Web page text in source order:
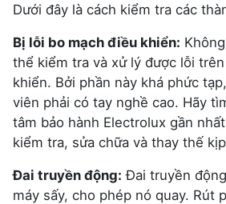
Dưới đây là cách kiểm tra các
Bị lỗi bo mạch điều khiển:
thể kiểm tra và xử lý được lỗi
khiển. Bởi phần này khá phức
viên phải có tay nghề cao. Hãy
tâm bảo hành Electrolux gần
kiểm tra, sửa chữa và thay thế
Đai truyền động: Đai truyền
máy sấy, cho phép nó quay. Rút